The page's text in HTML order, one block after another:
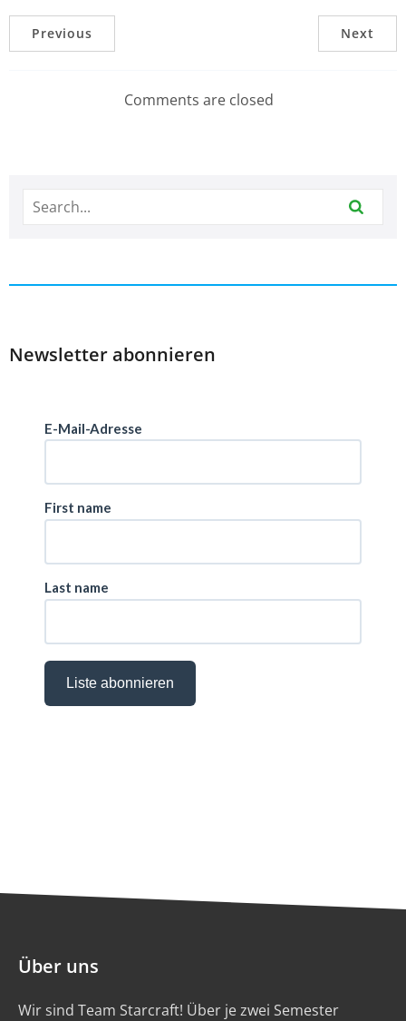
Previous Next
Comments are closed
Newsletter abonnieren
Über uns
Wir sind Team Starcraft! Über je zwei Semester